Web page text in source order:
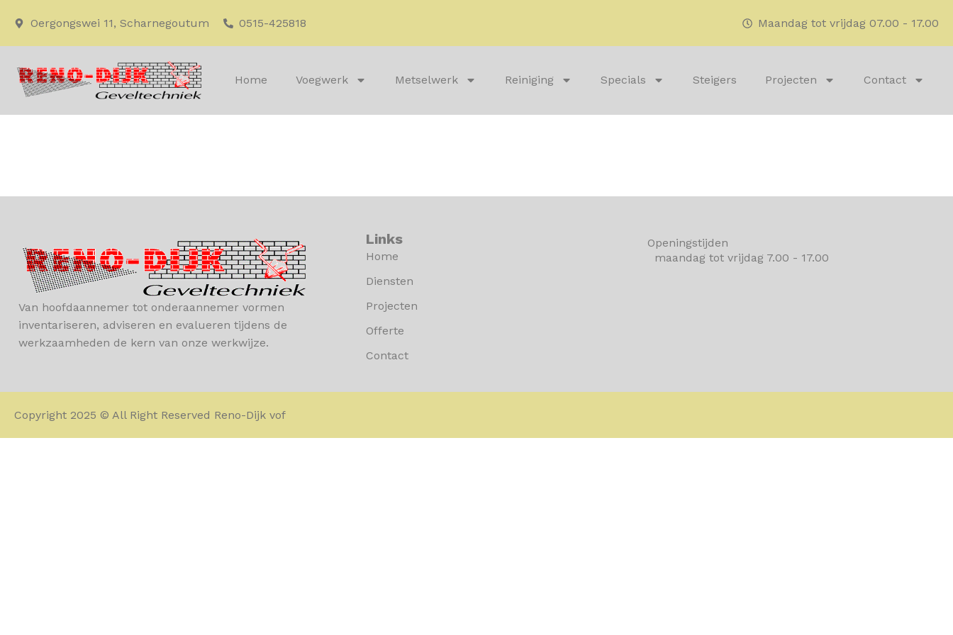
Oergongswei 11, Scharnegoutum 0515-425818 Maandag tot vrijdag 07.00 - 17.00
Home Voegwerk Metselwerk Reiniging Specials Steigers Projecten Contact
Van hoofdaannemer tot onderaannemer vormen
inventariseren, adviseren en evalueren tijdens de
werkzaamheden de kern van onze werkwijze.
Links
Home
Diensten
Projecten
Offerte
Contact
Openingstijden
maandag tot vrijdag 7.00 - 17.00
Copyright 2025 © All Right Reserved Reno-Dijk vof